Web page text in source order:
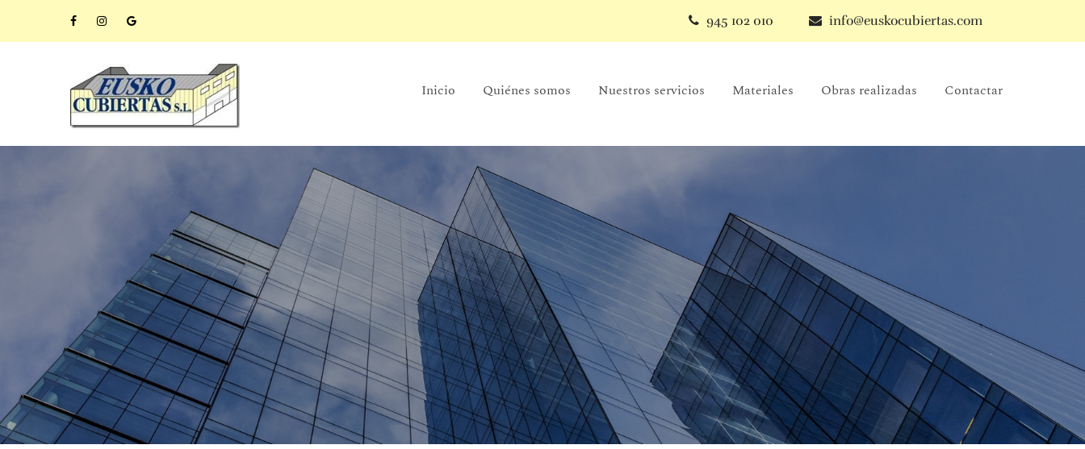
945 102 010 info@euskocubiertas.com
Inicio Quiénes somos Nuestros servicios Materiales Obras realizadas Contactar